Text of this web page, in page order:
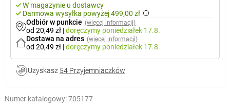
W magazynie u dostawcy
Darmowa wysyłka powyżej 499,00 zł
Odbiór w punkcie (więcej informacji)
od 20,49 zł |doręczymy poniedziałek 17.8.
Dostawa na adres (więcej informacji)
od 20,49 zł |doręczymy poniedziałek 17.8.
Uzyskasz 54 Przyjemniaczków
Numer katalogowy:705177